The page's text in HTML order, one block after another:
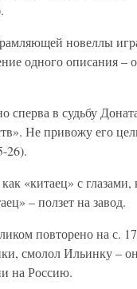
новеллы
одного описания –
сперва в судьбу
Не привожу его
26).
«китаец» с глазами,
– ползет на завод.
повторено на с.
смолол Ильинку –
на Россию.